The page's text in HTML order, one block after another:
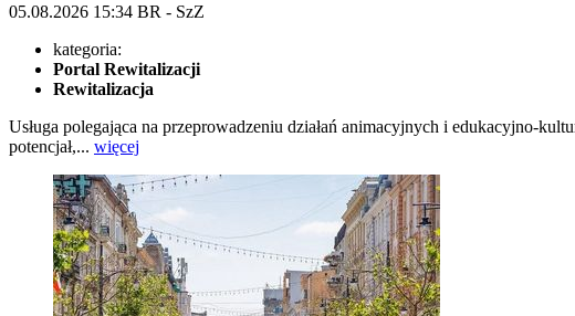
05.08.2026 15:34 BR - SzZ
kategoria:
Portal Rewitalizacji
Rewitalizacja
Usługa polegająca na przeprowadzeniu działań animacyjnych i edukacyjno-
potencjał,... więcej